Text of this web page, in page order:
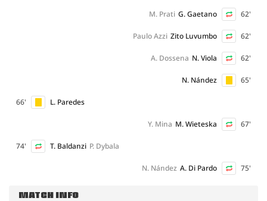
62'
G. Gaetano
M. Prati
62'
Zito Luvumbo
Paulo Azzi
62'
N. Viola
A. Dossena
65'
N. Nández
66' L. Paredes
67'
M. Wieteska
Y. Mina
74' T. Baldanzi P. Dybala
75'
A. Di Pardo
N. Nández
MATCH INFO